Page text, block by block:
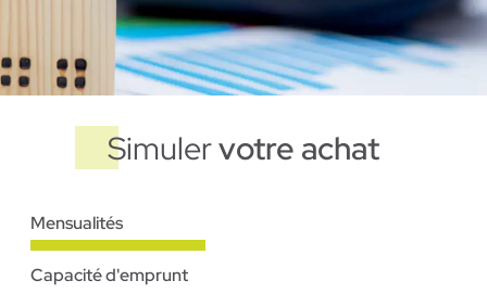
Simulervotre achat
Mensualités
Capacité d'emprunt